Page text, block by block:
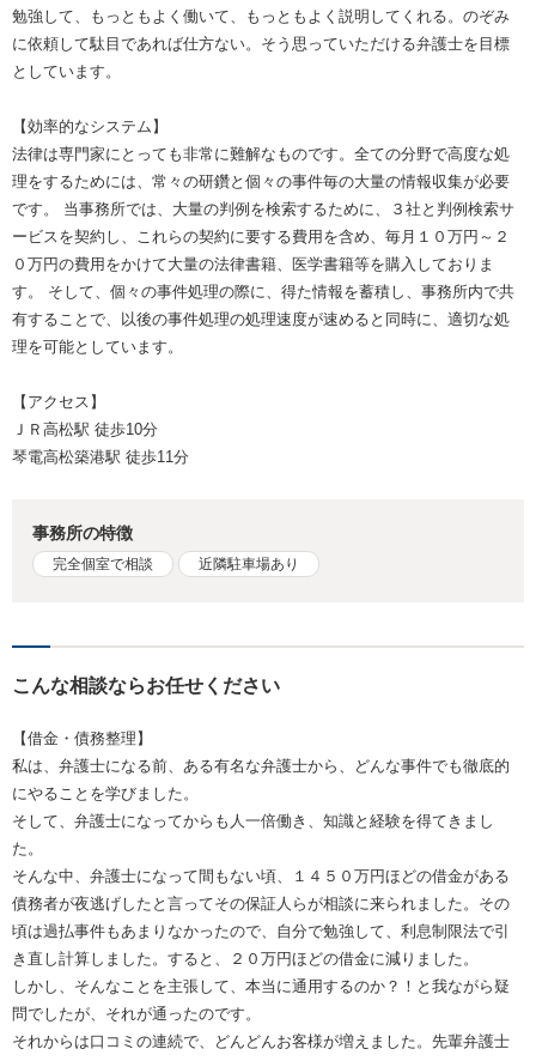
勉強して、もっともよく働いて、もっともよく説明してくれる。のぞみ
に依頼して駄目であれば仕方ない。そう思っていただける弁護士を目標
としています。
【効率的なシステム】
法律は専門家にとっても非常に難解なものです。全ての分野で高度な処
理をするためには、常々の研鑽と個々の事件毎の大量の情報収集が必要
です。 当事務所では、大量の判例を検索するために、３社と判例検索サ
ービスを契約し、これらの契約に要する費用を含め、毎月１０万円～２
０万円の費用をかけて大量の法律書籍、医学書籍等を購入しておりま
す。 そして、個々の事件処理の際に、得た情報を蓄積し、事務所内で共
有することで、以後の事件処理の処理速度が速めると同時に、適切な処
理を可能としています。
【アクセス】
ＪＲ高松駅 徒歩10分
琴電高松築港駅 徒歩11分
事務所の特徴
完全個室で相談 近隣駐車場あり
こんな相談ならお任せください
【借金・債務整理】
私は、弁護士になる前、ある有名な弁護士から、どんな事件でも徹底的
にやることを学びました。
そして、弁護士になってからも人一倍働き、知識と経験を得てきまし
た。
そんな中、弁護士になって間もない頃、１４５０万円ほどの借金がある
債務者が夜逃げしたと言ってその保証人らが相談に来られました。その
頃は過払事件もあまりなかったので、自分で勉強して、利息制限法で引
き直し計算しました。すると、２０万円ほどの借金に減りました。
しかし、そんなことを主張して、本当に通用するのか？！と我ながら疑
問でしたが、それが通ったのです。
それからは口コミの連続で、どんどんお客様が増えました。先輩弁護士